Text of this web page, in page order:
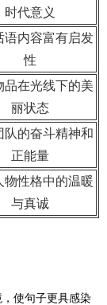
时代意义
语内容富有启发
性
品在光线下的美
丽状态
队的奋斗精神和
正能量
物性格中的温暖
与真诚
使句子更具感染